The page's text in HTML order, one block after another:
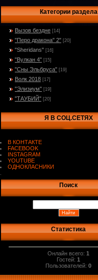
Категории раздела
Вызов бездне [14]
"Перо дракона" 2" [20]
"Sheridans" [16]
"Вулкан 4" [15]
"Сны Эльбруса" [19]
Волк 2018 [17]
"Элизиум" [19]
"ТАУБИЙ" [20]
Я В СОЦ.СЕТЯХ
В КОНТАКТЕ
FACEBOOK
INSTAGRAM
YOUTUBE
ОДНОКЛАСНИКИ
Поиск
Статистика
Онлайн всего:1
Гостей:1
Пользователей:0